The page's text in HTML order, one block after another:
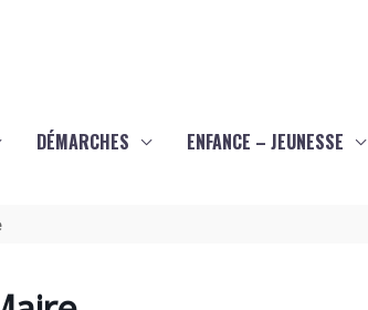
DÉMARCHES ENFANCE – JEUNESSE